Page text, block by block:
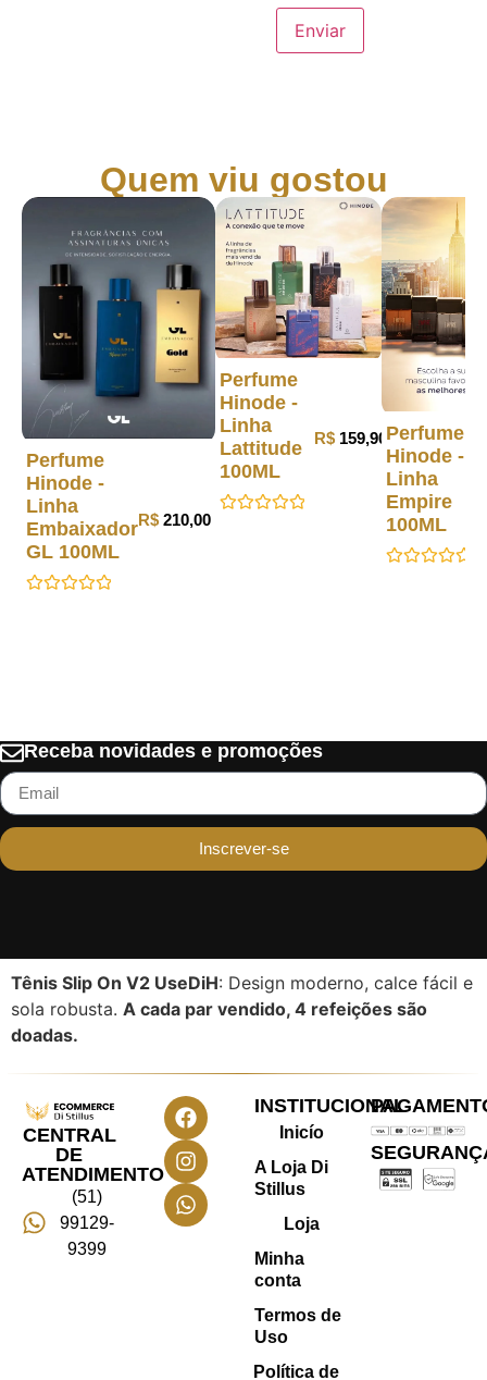
Quem viu gostou
Perfume
Hinode -
Linha
Embaixador
GL 100ML
R$ 210,00
Perfume
Hinode -
Linha
Lattitude
100ML
R$ 159,90Perfume
Hinode -
Linha
Empire
100ML
Receba novidades e promoções
Inscrever-se
Tênis Slip On V2 UseDiH: Design moderno, calce fácil e
sola robusta. A cada par vendido, 4 refeições são
doadas.
CENTRAL
DE
ATENDIMENTO
(51)
99129-
9399
INSTITUCIONAL
Inicío
A Loja Di
Stillus
Loja
Minha
conta
Termos de
Uso
Política de